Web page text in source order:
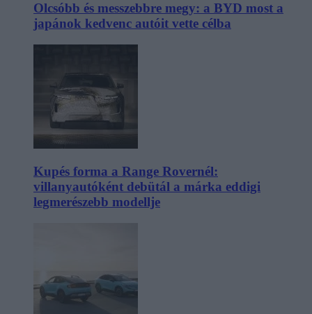
Olcsóbb és messzebbre megy: a BYD most a
japánok kedvenc autóit vette célba
Kupés forma a Range Rovernél:
villanyautóként debütál a márka eddigi
legmerészebb modellje